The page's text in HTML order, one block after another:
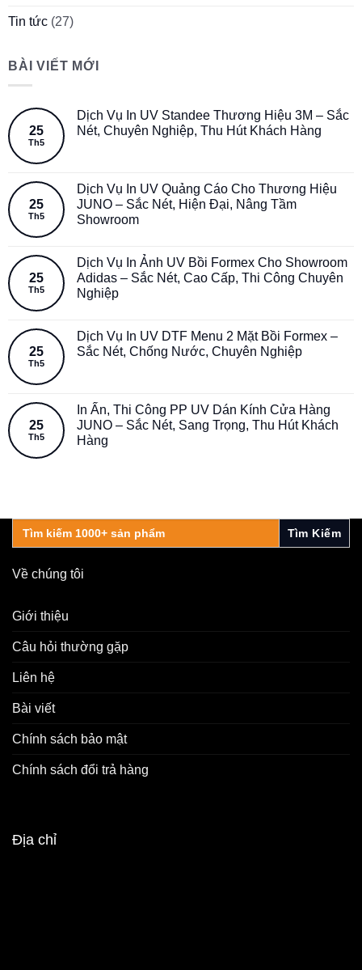
Tin tức (27)
BÀI VIẾT MỚI
25
Th5
Dịch Vụ In UV Standee Thương Hiệu 3M – Sắc
Nét, Chuyên Nghiệp, Thu Hút Khách Hàng
25
Th5
Dịch Vụ In UV Quảng Cáo Cho Thương Hiệu
JUNO – Sắc Nét, Hiện Đại, Nâng Tầm
Showroom
25
Th5
Dịch Vụ In Ảnh UV Bồi Formex Cho Showroom
Adidas – Sắc Nét, Cao Cấp, Thi Công Chuyên
Nghiệp
25
Th5
Dịch Vụ In UV DTF Menu 2 Mặt Bồi Formex –
Sắc Nét, Chống Nước, Chuyên Nghiệp
25
Th5
In Ấn, Thi Công PP UV Dán Kính Cửa Hàng
JUNO – Sắc Nét, Sang Trọng, Thu Hút Khách
Hàng
Search
for:
Về chúng tôi
Giới thiệu
Câu hỏi thường gặp
Liên hệ
Bài viết
Chính sách bảo mật
Chính sách đổi trả hàng
Địa chỉ